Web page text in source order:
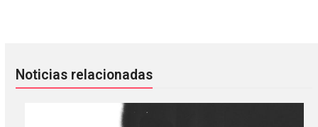
Noticias relacionadas